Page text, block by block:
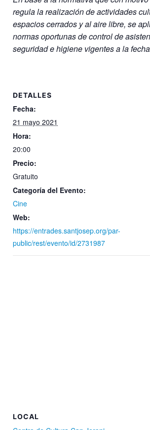
regula la realización de actividades
espacios cerrados y al aire libre, se
normas oportunas de control de
seguridad e higiene vigentes a la
DETALLES
Fecha:
21 mayo 2021
Hora:
20:00
Precio:
Gratuito
Categoría del Evento:
Cine
Web:
https://entrades.santjosep.org/par-
public/rest/evento/id/2731987
LOCAL